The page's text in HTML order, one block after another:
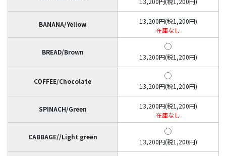
BANANA/Yellow
13,200円(税1,200円)
在庫なし
BREAD/Brown
13,200円(税1,200円)
COFFEE/Chocolate
13,200円(税1,200円)
SPINACH/Green
13,200円(税1,200円)
在庫なし
CABBAGE//Light green
13,200円(税1,200円)